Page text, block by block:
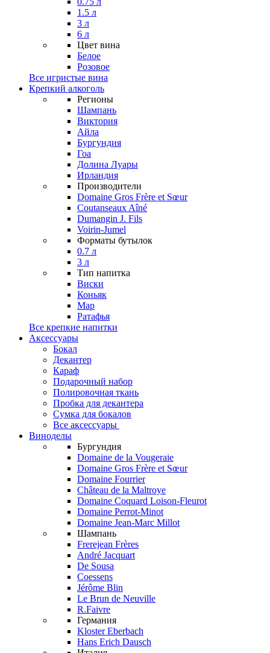
1.5 л
3 л
6 л
Цвет вина
Белое
Розовое
Все игристые вина
Крепкий алкоголь
Регионы
Шампань
Виктория
Айла
Бургундия
Гоа
Долина Луары
Ирландия
Производители
Domaine Gros Frère et Sœur
Coutanseaux Aîné
Dumangin J. Fils
Voirin-Jumel
Форматы бутылок
0.7 л
3 л
Тип напитка
Виски
Коньяк
Мар
Ратафья
Все крепкие напитки
Аксессуары
Бокал
Декантер
Караф
Подарочный набор
Полировочная ткань
Пробка для декантера
Сумка для бокалов
Все аксессуары
Виноделы
Бургундия
Domaine de la Vougeraie
Domaine Gros Frère et Sœur
Domaine Fourrier
Château de la Maltroye
Domaine Coquard Loison-Fleurot
Domaine Perrot-Minot
Domaine Jean-Marc Millot
Шампань
Frerejean Frères
André Jacquart
De Sousa
Coessens
Jérôme Blin
Le Brun de Neuville
R.Faivre
Германия
Kloster Eberbach
Hans Erich Dausch